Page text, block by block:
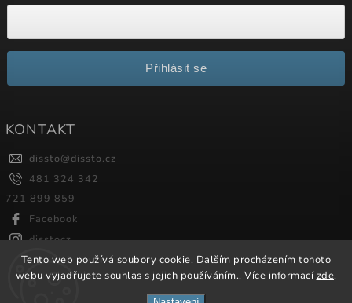
Tento web používá soubory cookie. Dalším procházením tohoto
webu vyjadřujete souhlas s jejich používáním.. Více informacízde.
Přihlásit se
KONTAKT
dissto@dissto.cz
481 324 342
721 899 859
Facebook
disstocz